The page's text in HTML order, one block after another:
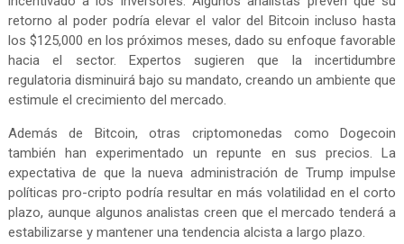
retorno al poder podría elevar el valor del Bitcoin incluso hasta
los $125,000 en los próximos meses, dado su enfoque favorable
hacia el sector. Expertos sugieren que la incertidumbre
regulatoria disminuirá bajo su mandato, creando un ambiente que
estimule el crecimiento del mercado.
Además de Bitcoin, otras criptomonedas como Dogecoin
también han experimentado un repunte en sus precios. La
expectativa de que la nueva administración de Trump impulse
políticas pro-cripto podría resultar en más volatilidad en el corto
plazo, aunque algunos analistas creen que el mercado tenderá a
estabilizarse y mantener una tendencia alcista a largo plazo.